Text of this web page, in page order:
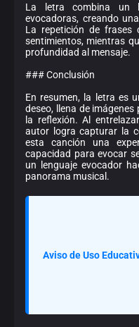
La letra combina un
evocadoras, creando
La repetición de frases
sentimientos, mientras
profundidad al mensaje.
### Conclusión
En resumen, la letra es
deseo, llena de
la reflexión. Al
autor logra capturar la
esta canción una
capacidad para evocar
un lenguaje evocador
panorama musical.
Aviso de Uso